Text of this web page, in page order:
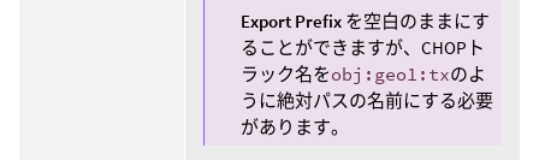
Export Prefix を空白のままにす
ることができますが、CHOPト
ラック名をobj:geo1:txのよ
うに絶対パスの名前にする必要
があります。